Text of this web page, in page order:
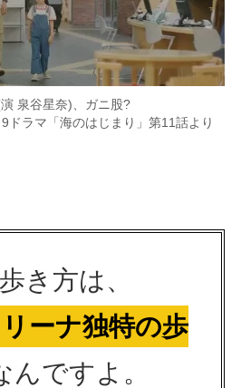
泉谷星奈)、ガニ股?
ドラマ「海のはじまり」第11話より
き方は、
ーナ独特の歩
んですよ。